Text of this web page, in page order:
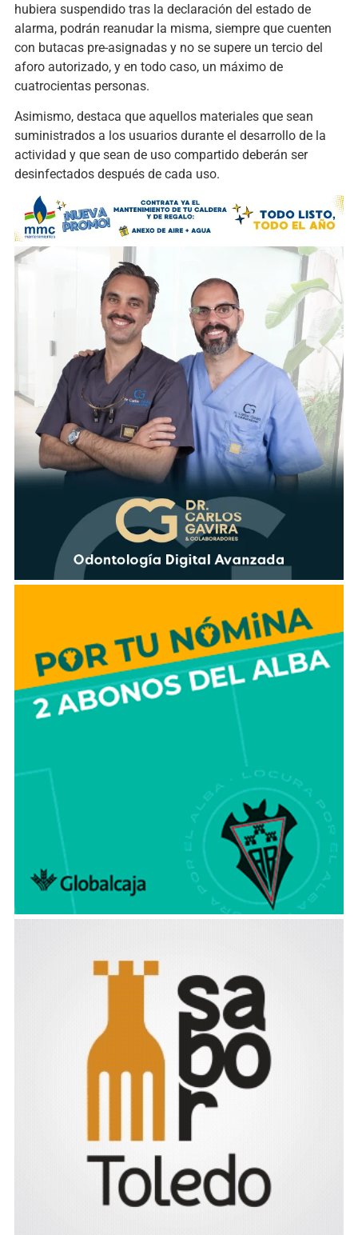
hubiera suspendido tras la declaración del estado de
alarma, podrán reanudar la misma, siempre que cuenten
con butacas pre-asignadas y no se supere un tercio del
aforo autorizado, y en todo caso, un máximo de
cuatrocientas personas.
Asimismo, destaca que aquellos materiales que sean
suministrados a los usuarios durante el desarrollo de la
actividad y que sean de uso compartido deberán ser
desinfectados después de cada uso.